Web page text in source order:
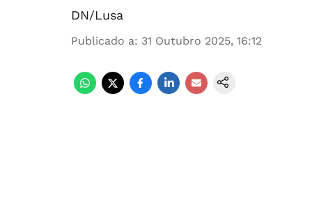
DN/Lusa
Publicado a: 31 Outubro 2025, 16:12